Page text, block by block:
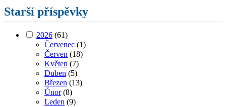
Starší příspěvky
2026 (61)
Červenec (1)
Červen (18)
Květen (7)
Duben (5)
Březen (13)
Únor(8)
Leden (9)